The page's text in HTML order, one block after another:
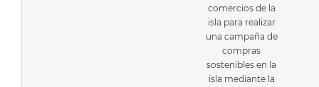
comercios de la
isla para realizar
una campaña de
compras
sostenibles en la
isla mediante la